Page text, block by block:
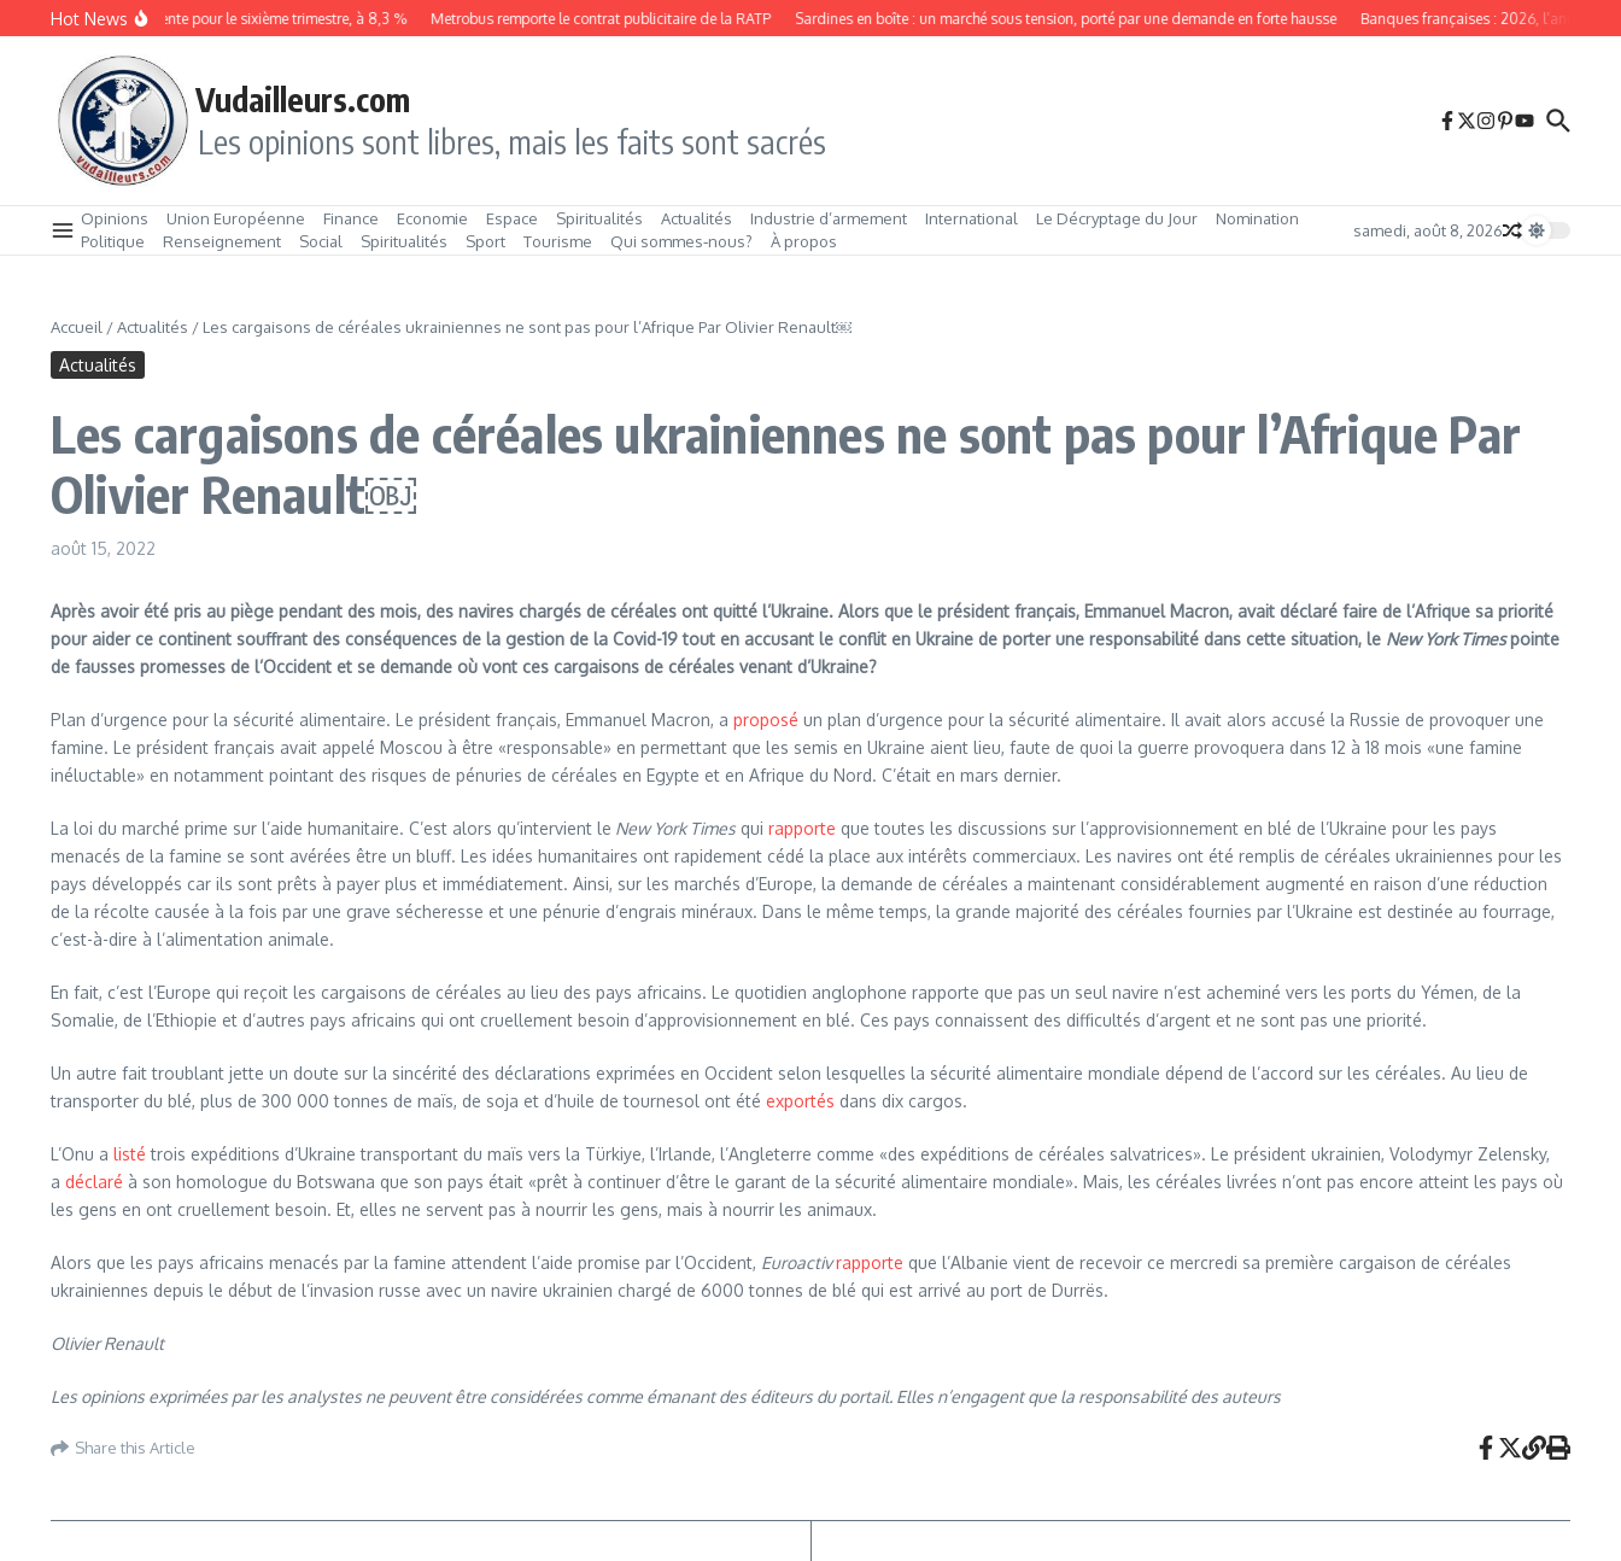
Aller au contenu
Hot News
Le chômage augmente pour le sixième trimestre, à 8,3 % Metrobus remporte le contrat publicitaire de la RATP Sardines en boîte : un marché sous tension, porté par une demande en forte hausse Banques françaises : 2026, l’année du
Vudailleurs.com
Les opinions sont libres, mais les faits sont sacrés
Opinions Union Européenne Finance Economie Espace Spiritualités Actualités Industrie d’armement International Le Décryptage du Jour
Nomination
Politique
Renseignement Social Spiritualités Sport Tourisme Qui sommes‑nous? À propos
samedi, août 8, 2026
Accueil /Actualités / Les cargaisons de céréales ukrainiennes ne sont pas pour l’Afrique Par Olivier Renault￼
Actualités
Les cargaisons de céréales ukrainiennes ne sont pas pour l’Afrique Par
Olivier Renault￼
août 15, 2022
Après avoir été pris au piège pendant des mois, des navires chargés de céréales ont quitté l’Ukraine. Alors que le président français, Emmanuel Macron, avait déclaré faire de l’Afrique sa priorité
pour aider ce continent souffrant des conséquences de la gestion de la Covid-19 tout en accusant le conflit en Ukraine de porter une responsabilité dans cette situation, le New York Timespointe
de fausses promesses de l’Occident et se demande où vont ces cargaisons de céréales venant d’Ukraine?
Plan d’urgence pour la sécurité alimentaire. Le président français, Emmanuel Macron, a proposé un plan d’urgence pour la sécurité alimentaire. Il avait alors accusé la Russie de provoquer une
famine. Le président français avait appelé Moscou à être «responsable» en permettant que les semis en Ukraine aient lieu, faute de quoi la guerre provoquera dans 12 à 18 mois «une famine
inéluctable» en notamment pointant des risques de pénuries de céréales en Egypte et en Afrique du Nord. C’était en mars dernier.
La loi du marché prime sur l’aide humanitaire. C’est alors qu’intervient le New York Times qui rapporte que toutes les discussions sur l’approvisionnement en blé de l’Ukraine pour les pays
menacés de la famine se sont avérées être un bluff. Les idées humanitaires ont rapidement cédé la place aux intérêts commerciaux. Les navires ont été remplis de céréales ukrainiennes pour les
pays développés car ils sont prêts à payer plus et immédiatement. Ainsi, sur les marchés d’Europe, la demande de céréales a maintenant considérablement augmenté en raison d’une réduction
de la récolte causée à la fois par une grave sécheresse et une pénurie d’engrais minéraux. Dans le même temps, la grande majorité des céréales fournies par l’Ukraine est destinée au fourrage,
c’est-à-dire à l’alimentation animale.
En fait, c’est l’Europe qui reçoit les cargaisons de céréales au lieu des pays africains. Le quotidien anglophone rapporte que pas un seul navire n’est acheminé vers les ports du Yémen, de la
Somalie, de l’Ethiopie et d’autres pays africains qui ont cruellement besoin d’approvisionnement en blé. Ces pays connaissent des difficultés d’argent et ne sont pas une priorité.
Un autre fait troublant jette un doute sur la sincérité des déclarations exprimées en Occident selon lesquelles la sécurité alimentaire mondiale dépend de l’accord sur les céréales. Au lieu de
transporter du blé, plus de 300 000 tonnes de maïs, de soja et d’huile de tournesol ont été exportés dans dix cargos.
L’Onu a listé trois expéditions d’Ukraine transportant du maïs vers la Türkiye, l’Irlande, l’Angleterre comme «des expéditions de céréales salvatrices». Le président ukrainien, Volodymyr Zelensky,
a déclaré à son homologue du Botswana que son pays était «prêt à continuer d’être le garant de la sécurité alimentaire mondiale». Mais, les céréales livrées n’ont pas encore atteint les pays où
les gens en ont cruellement besoin. Et, elles ne servent pas à nourrir les gens, mais à nourrir les animaux.
Alors que les pays africains menacés par la famine attendent l’aide promise par l’Occident, Euroactivrapporte que l’Albanie vient de recevoir ce mercredi sa première cargaison de céréales
ukrainiennes depuis le début de l’invasion russe avec un navire ukrainien chargé de 6000 tonnes de blé qui est arrivé au port de Durrës.
Olivier Renault
Les opinions exprimées par les analystes ne peuvent être considérées comme émanant des éditeurs du portail. Elles n’engagent que la responsabilité des auteurs
Share this Article